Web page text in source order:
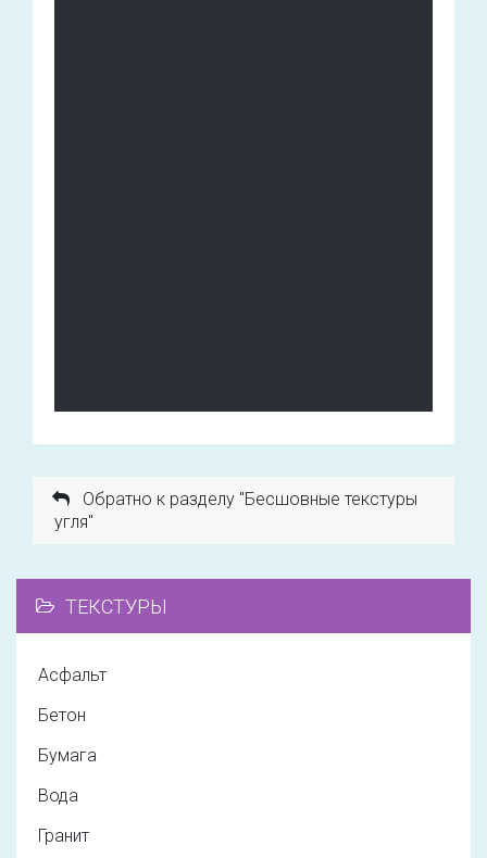
Обратно к разделу "Бесшовные текстуры
угля"
ТЕКСТУРЫ
Асфальт
Бетон
Бумага
Вода
Гранит